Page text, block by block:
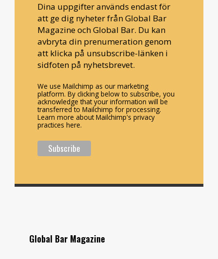
Dina uppgifter används endast för
att ge dig nyheter från Global Bar
Magazine och Global Bar. Du kan
avbryta din prenumeration genom
att klicka på unsubscribe-länken i
sidfoten på nyhetsbrevet.
We use Mailchimp as our marketing
platform. By clicking below to subscribe, you
acknowledge that your information will be
transferred to Mailchimp for processing.
Learn more about Mailchimp's privacy
practices here.
Global Bar Magazine